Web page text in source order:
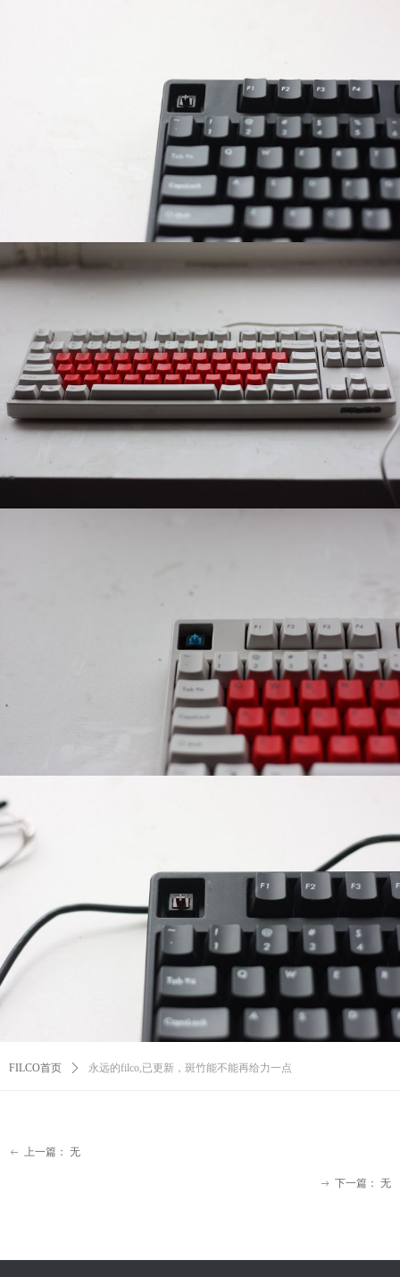
FILCO首页 ꄲ 永远的filco,已更新，斑竹能不能再给力一点
ꂃ 上一篇： 无
ꁹ 下一篇： 无